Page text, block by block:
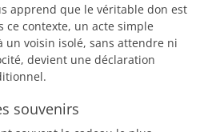
apprend que le véritable don est
ce contexte, un acte simple
voisin isolé, sans attendre ni
devient une déclaration
souvenirs